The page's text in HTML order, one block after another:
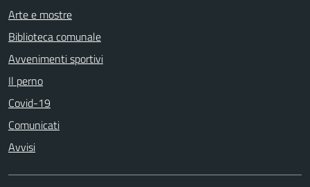
Arte e mostre
Biblioteca comunale
Avvenimenti sportivi
Il perno
Covid-19
Comunicati
Avvisi